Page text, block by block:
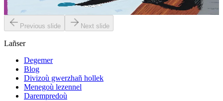
Er stok
Previous slide Next slide
Lañser
Degemer
Blog
Divizoù gwerzhañ hollek
Menegoù lezennel
Darempredoù